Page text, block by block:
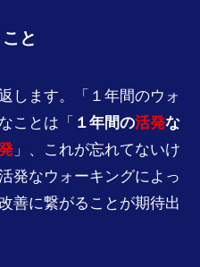
と
します。「１年間のウォ
ことは「 １年間の活発な
」、これが忘れてないけ
発なウォーキングによっ
善に繋がることが期待出